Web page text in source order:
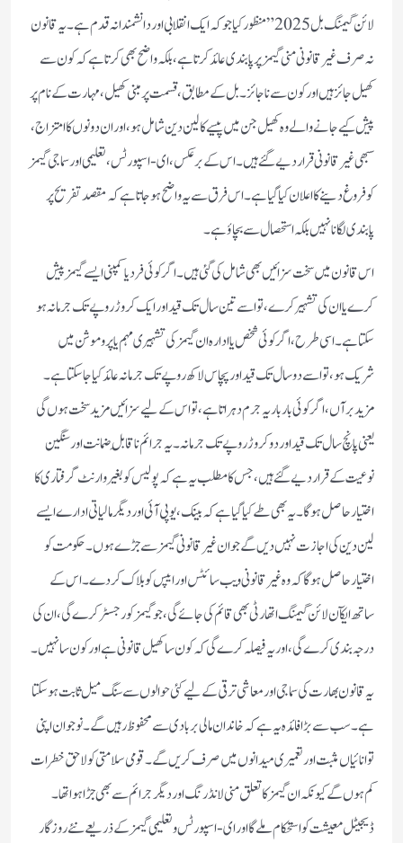
لائن گیمنگ بل 2025” منظور کیاجو کہ ایک انقلابی اور دانشمندانہ قدم ہے۔یہ قانون
نہ صرف غیر قانونی منی گیمز پر پابندی عائد کرتا ہے، بلکہ واضح بھی کرتا ہے کہ کون سے
کھیل جائز ہیں اور کون سے ناجائز۔ بل کے مطابق، قسمت پر مبنی کھیل، مہارت کے نام پر
پیش کیے جانے والے وہ کھیل جن میں پیسے کا لین دین شامل ہو، اور ان دونوں کا امتزاج،
سبھی غیر قانونی قرار دیے گئے ہیں۔ اس کے برعکس، ای -اسپورٹس، تعلیمی اور سماجی گیمز
کو فروغ دینے کا اعلان کیا گیا ہے۔ اس فرق سے یہ واضح ہو جاتا ہے کہ مقصد تفریح پر
پابندی لگانا نہیں بلکہ استحصال سے بچاؤ ہے۔
اس قانون میں سخت سزائیں بھی شامل کی گئی ہیں۔ اگر کوئی فرد یا کمپنی ایسے گیمز پیش
کرے یا ان کی تشہیر کرے، تو اسے تین سال تک قید اور ایک کروڑ روپے تک جرمانہ ہو
سکتا ہے۔اسی طرح، اگر کوئی شخص یا ادارہ ان گیمز کی تشہیری مہم یا پروموشن میں
شریک ہو، تو اسے دو سال تک قید اور پچاس لاکھ روپے تک جرمانہ عائد کیا جا سکتا ہے۔
مزید برآں، اگر کوئی بار بار یہ جرم دہراتا ہے، تو اس کے لیے سزائیں مزید سخت ہوں گی
یعنی پانچ سال تک قید اور دو کروڑ روپے تک جرمانہ۔یہ جرائم ناقابلِ ضمانت اور سنگین
نوعیت کے قرار دیے گئے ہیں، جس کا مطلب یہ ہے کہ پولیس کو بغیر وارنٹ گرفتاری کا
اختیار حاصل ہو گا۔یہ بھی طے کیا گیا ہے کہ بینک،یوپی آئی اور دیگر مالیاتی ادارے ایسے
لین دین کی اجازت نہیں دیں گے جو ان غیر قانونی گیمز سے جڑے ہوں۔ حکومت کو
اختیار حاصل ہوگا کہ وہ غیر قانونی ویب سائٹس اور ایپس کو بلاک کر دے۔ اس کے
ساتھ ایکآن لائن گیمنگ اتھارٹی بھی قائم کی جائے گی، جو گیمز کو رجسٹر کرے گی، ان کی
درجہ بندی کرے گی،اور یہ فیصلہ کرے گی کہ کون سا کھیل قانونی ہے اور کون سا نہیں۔
یہ قانون بھارت کی سماجی اور معاشی ترقی کے لیے کئی حوالوں سے سنگ میل ثابت ہو سکتا
ہے۔ سب سے بڑا فائدہ یہ ہے کہ خاندان مالی بربادی سے محفوظ رہیں گے۔ نوجوان اپنی
توانائیاں مثبت اور تعمیری میدانوں میں صرف کریں گے۔ قومی سلامتی کو لاحق خطرات
کم ہوں گےکیونکہ ان گیمز کا تعلق منی لانڈرنگ اور دیگر جرائم سے بھی جڑا ہوا تھا۔
ڈیجیٹل معیشت کو استحکام ملے گا اور ای-اسپورٹس و تعلیمی گیمز کے ذریعے نئے روزگار